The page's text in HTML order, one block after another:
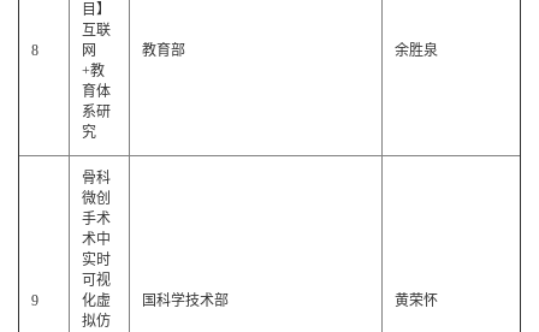
8
目】
互联
网
+教
育体
系研
究
教育部 余胜泉
9
骨科
微创
手术
术中
实时
可视
化虚
拟仿
国科学技术部 黄荣怀